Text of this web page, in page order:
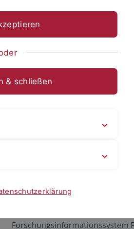
ALMA
Forschungsinformationssystem
& schließen